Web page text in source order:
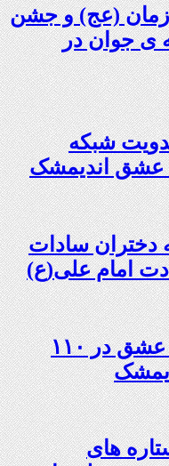
(عج) و جشن
ی جوان در
شبکه
عشق اندیمشک
دختران سادات
امام علی(ع)
ایجاد ۱۱۰ شعبه نغمه های عشق در ۱۱۰
های